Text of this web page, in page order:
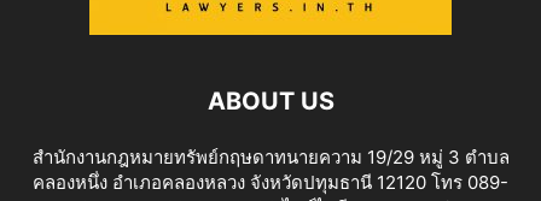
ABOUT US
สำนักงานกฎหมายทรัพย์กฤษดาทนายความ 19/29 หมู่ 3 ตำบล
คลองหนึ่ง อำเภอคลองหลวง จังหวัดปทุมธานี 12120 โทร 089-